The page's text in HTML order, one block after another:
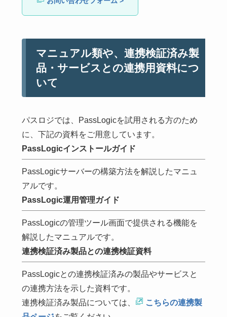
マニュアル類や、連携検証済み製
品・サービスとの連携用資料につ
いて
パスロジでは、PassLogicを試用される方のため
に、下記の資料をご用意しています。
PassLogicインストールガイド
PassLogicサーバーの構築方法を解説したマニュ
アルです。
PassLogic運用管理ガイド
PassLogicの管理ツール画面で提供される機能を
解説したマニュアルです。
連携検証済み製品との連携検証資料
PassLogicとの連携検証済みの製品やサービスと
の連携方法を示した資料です。
連携検証済み製品については、
こちらの連携製